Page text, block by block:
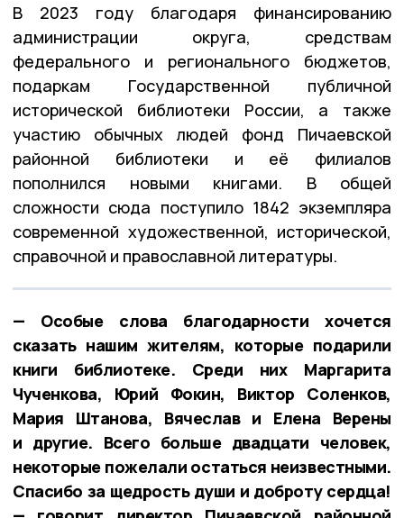
В 2023 году благодаря финансированию
администрации округа, средствам
федерального и регионального бюджетов,
подаркам Государственной публичной
исторической библиотеки России, а также
участию обычных людей фонд Пичаевской
районной библиотеки и её филиалов
пополнился новыми книгами. В общей
сложности сюда поступило 1842 экземпляра
современной художественной, исторической,
справочной и православной литературы.
— Особые слова благодарности хочется
сказать нашим жителям, которые подарили
книги библиотеке. Среди них Маргарита
Чученкова, Юрий Фокин, Виктор Соленков,
Мария Штанова, Вячеслав и Елена Верены
и другие. Всего больше двадцати человек,
некоторые пожелали остаться неизвестными.
Спасибо за щедрость души и доброту сердца!